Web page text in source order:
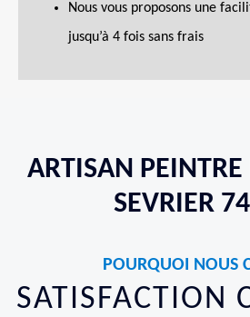
Nous vous proposons une
jusqu’à 4 fois sans frais
ARTISAN
SEVRIER
POURQUOI NOUS
SATISFACTION